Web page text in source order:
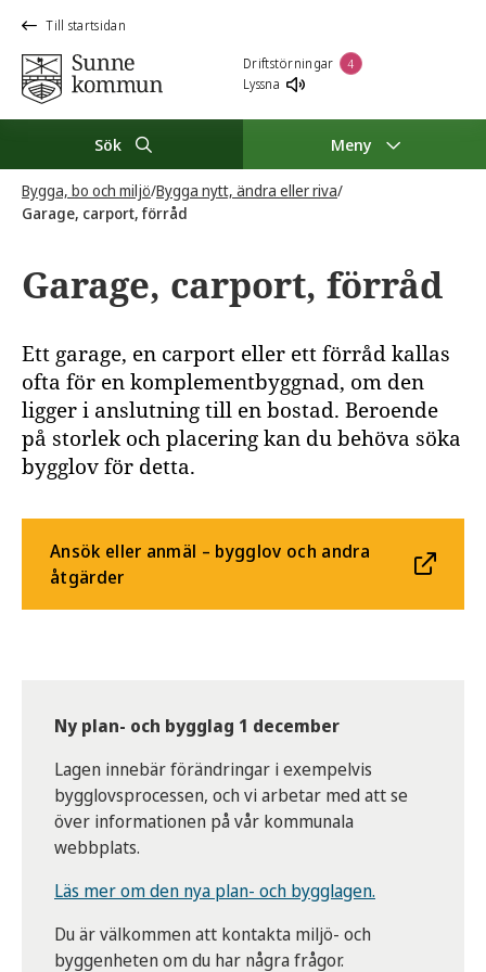
Till startsidan
Driftstörningar 4
Lyssna
Sök Meny
Bygga, bo och miljö/Bygga nytt, ändra eller riva/
Garage, carport, förråd
Garage, carport, förråd
Ett garage, en carport eller ett förråd kallas
ofta för en komplementbyggnad, om den
ligger i anslutning till en bostad. Beroende
på storlek och placering kan du behöva söka
bygglov för detta.
Ansök eller anmäl – bygglov och andra
åtgärder
Ny plan- och bygglag 1 december
Lagen innebär förändringar i exempelvis
bygglovsprocessen, och vi arbetar med att se
över informationen på vår kommunala
webbplats.
Läs mer om den nya plan- och bygglagen.
Du är välkommen att kontakta miljö- och
byggenheten om du har några frågor.